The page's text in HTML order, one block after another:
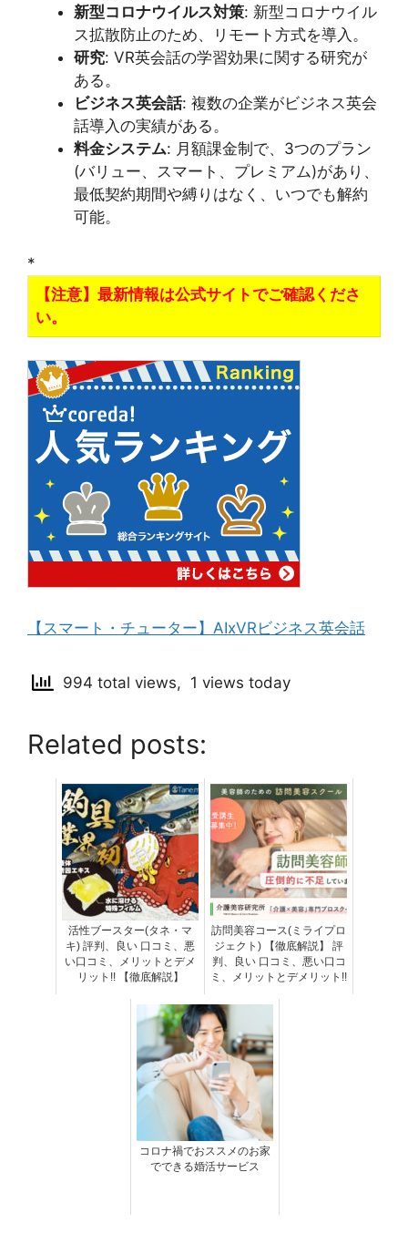
新型コロナウイルス対策: 新型コロナウイル
ス拡散防止のため、リモート方式を導入。
研究: VR英会話の学習効果に関する研究が
ある。
ビジネス英会話: 複数の企業がビジネス英会
話導入の実績がある。
料金システム: 月額課金制で、3つのプラン
(バリュー、スマート、プレミアム)があり、
最低契約期間や縛りはなく、いつでも解約
可能。
*
【注意】最新情報は公式サイトでご確認くださ
い。
【スマート・チューター】AIxVRビジネス英会話
994 total views, 1 views today
Related posts:
活性ブースター(タネ・マ
キ) 評判、良い 口コミ、悪
い口コミ、メリットとデメ
リット!! 【徹底解説】
訪問美容コース(ミライプロ
ジェクト) 【徹底解説】 評
判、良い 口コミ、悪い口コ
ミ、メリットとデメリット!!
コロナ禍でおススメのお家
でできる婚活サービス